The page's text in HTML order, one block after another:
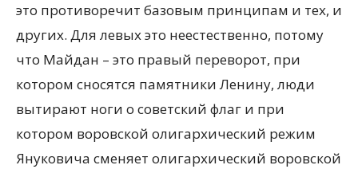
это противоречит базовым принципам и тех, и
других. Для левых это неестественно, потому
что Майдан – это правый переворот, при
котором сносятся памятники Ленину, люди
вытирают ноги о советский флаг и при
котором воровской олигархический режим
Януковича сменяет олигархический воровской